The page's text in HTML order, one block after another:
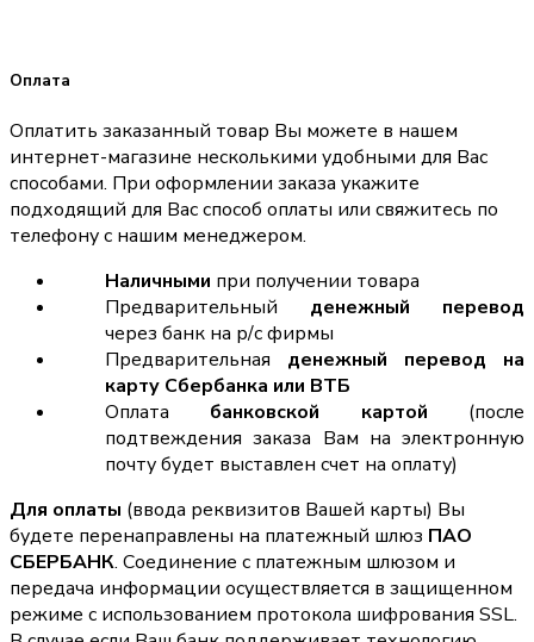
Оплата
Оплатить заказанный товар Вы можете в нашем
интернет-магазине несколькими удобными для Вас
способами. При оформлении заказа укажите
подходящий для Вас способ оплаты или свяжитесь по
телефону с нашим менеджером.
Наличными при получении товара
Предварительный денежный перевод
через банк на р/с фирмы
Предварительная денежный перевод на
карту Сбербанка или ВТБ
Оплата банковской картой (после
подтвеждения заказа Вам на электронную
почту будет выставлен счет на оплату)
Для оплаты (ввода реквизитов Вашей карты) Вы
будете перенаправлены на платежный шлюз ПАО
СБЕРБАНК. Соединение с платежным шлюзом и
передача информации осуществляется в защищенном
режиме с использованием протокола шифрования SSL.